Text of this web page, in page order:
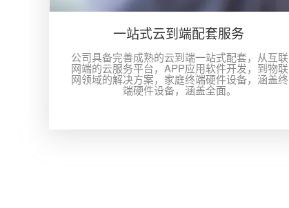
一站式云到端配套服务
公司具备完善成熟的云到端一站式配套，从互联
网端的云服务平台，APP应用软件开发，到物联
网领域的解决方案，家庭终端硬件设备，涵盖终
端硬件设备，涵盖全面。